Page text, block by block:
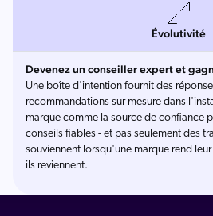
Évolutivité
Devenez un conseiller expert et
Une boîte d'intention fournit des
recommandations sur mesure dans
marque comme la source de confiance
conseils fiables - et pas seulement des
souviennent lorsqu'une marque rend
ils reviennent.